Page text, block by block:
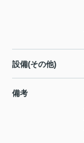
設備(その他)
備考